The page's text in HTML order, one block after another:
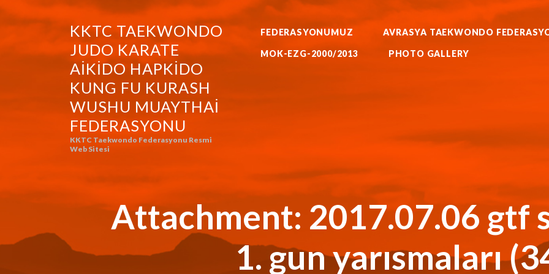
KKTC TAEKWONDO
JUDO KARATE
AIKIDO HAPKIDO
KUNG FU KURASH
WUSHU MUAYTHAI
FEDERASYONU
KKTC Taekwondo Federasyonu Resmi
Web Sitesi
FEDERASYONUMUZ AVRASYA TAEKWONDO
MOK-EZG-2000/2013 PHOTO GALLERY
Attachment: 2017.07.06 gtf
1. gun yarısmaları
KKTC TAEKWONDO JUDO KARATE AIKIDO HAPKIDO KUNG
MOK-EZG-2000/2013